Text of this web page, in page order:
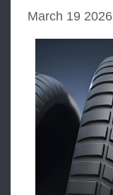
March 19